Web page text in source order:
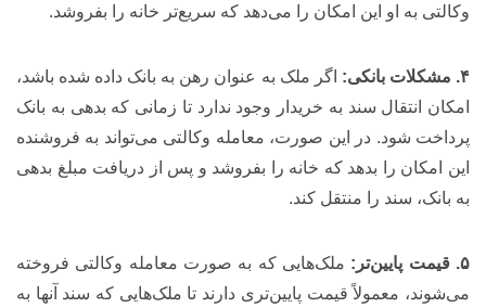
وکالتی به او این امکان را می‌دهد که سریع‌تر خانه را بفروشد.
۴. مشکلات بانکی:
اگر ملک به عنوان رهن به بانک داده شده باشد،
امکان انتقال سند به خریدار وجود ندارد تا زمانی که بدهی به بانک
پرداخت شود. در این صورت، معامله وکالتی می‌تواند به فروشنده
این امکان را بدهد که خانه را بفروشد و پس از دریافت مبلغ بدهی
به بانک، سند را منتقل کند.
۵. قیمت پایین‌تر:
ملک‌هایی که به صورت معامله وکالتی فروخته
می‌شوند، معمولاً قیمت پایین‌تری دارند تا ملک‌هایی که سند آنها به